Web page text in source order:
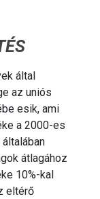
által
az uniós
esik, ami
a 2000-es
átlagához
10%-kal
eltérő